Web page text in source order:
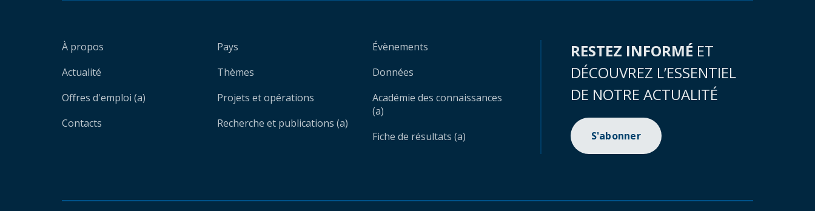
À propos
Actualité
Offres d'emploi (a)
Contacts
Pays
Thèmes
Projets et opérations
Recherche et publications (a)
Évènements
Données
Académie des connaissances
(a)
Fiche de résultats (a)
RESTEZ INFORMÉ ET
DÉCOUVREZ L’ESSENTIEL
DE NOTRE ACTUALITÉ
S'abonner